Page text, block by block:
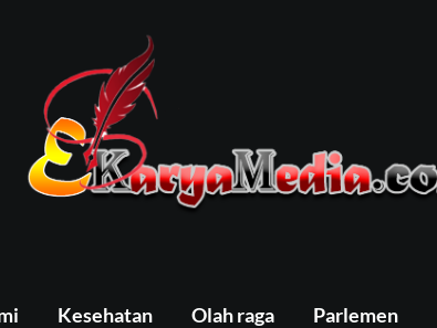
Kesehatan Olah raga Parlemen